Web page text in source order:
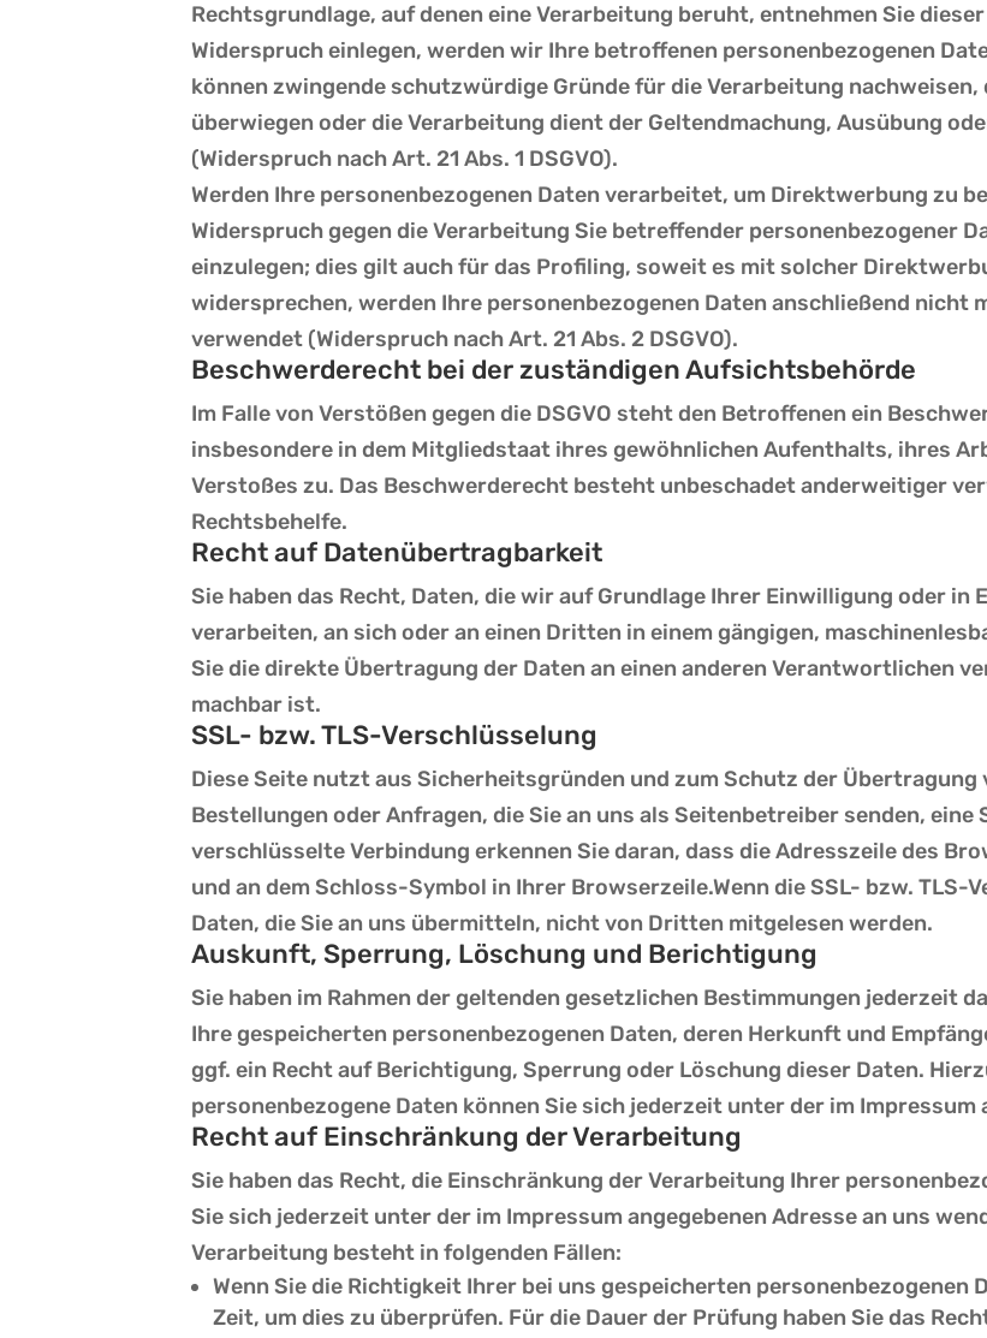
Rechtsgrundlage, auf denen eine Verarbeitung beruht, entnehmen Sie
Widerspruch einlegen, werden wir Ihre betroffenen personenbezogenen
können zwingende schutzwürdige Gründe für die Verarbeitung
überwiegen oder die Verarbeitung dient der Geltendmachung, Ausübung
(Widerspruch nach Art. 21 Abs. 1 DSGVO).
Werden Ihre personenbezogenen Daten verarbeitet, um Direktwerbung zu
Widerspruch gegen die Verarbeitung Sie betreffender personenbezogener
einzulegen; dies gilt auch für das Profiling, soweit es mit solcher
widersprechen, werden Ihre personenbezogenen Daten anschließend nicht
verwendet (Widerspruch nach Art. 21 Abs. 2 DSGVO).
Beschwerderecht bei der zuständigen Aufsichtsbehörde
Im Falle von Verstößen gegen die DSGVO steht den Betroffenen ein
insbesondere in dem Mitgliedstaat ihres gewöhnlichen Aufenthalts, ihres
Verstoßes zu. Das Beschwerderecht besteht unbeschadet anderweitiger
Rechtsbehelfe.
Recht auf Datenübertragbarkeit
Sie haben das Recht, Daten, die wir auf Grundlage Ihrer Einwilligung oder
verarbeiten, an sich oder an einen Dritten in einem gängigen,
Sie die direkte Übertragung der Daten an einen anderen Verantwortlichen
machbar ist.
SSL- bzw. TLS-Verschlüsselung
Diese Seite nutzt aus Sicherheitsgründen und zum Schutz der
Bestellungen oder Anfragen, die Sie an uns als Seitenbetreiber senden, eine
verschlüsselte Verbindung erkennen Sie daran, dass die Adresszeile des
und an dem Schloss-Symbol in Ihrer Browserzeile.Wenn die SSL- bzw.
Daten, die Sie an uns übermitteln, nicht von Dritten mitgelesen werden.
Auskunft, Sperrung, Löschung und Berichtigung
Sie haben im Rahmen der geltenden gesetzlichen Bestimmungen jederzeit
Ihre gespeicherten personenbezogenen Daten, deren Herkunft und
ggf. ein Recht auf Berichtigung, Sperrung oder Löschung dieser Daten.
personenbezogene Daten können Sie sich jederzeit unter der im Impressum
Recht auf Einschränkung der Verarbeitung
Sie haben das Recht, die Einschränkung der Verarbeitung Ihrer
Sie sich jederzeit unter der im Impressum angegebenen Adresse an uns
Verarbeitung besteht in folgenden Fällen:
Wenn Sie die Richtigkeit Ihrer bei uns gespeicherten personenbezogenen
Zeit, um dies zu überprüfen. Für die Dauer der Prüfung haben Sie das